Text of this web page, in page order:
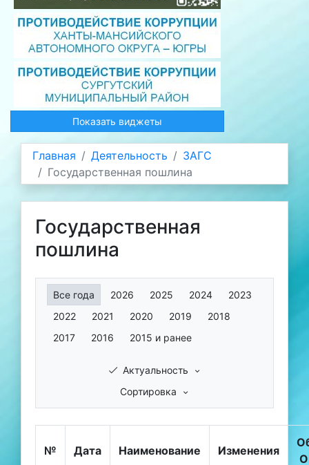
Показать виджеты
Главная Деятельность
ЗАГС
Государственная пошлина
Государственная
пошлина
Все года 2026 2025 2024
2023
2022
2021 2020 2019
2018
2017
2016 2015 и ранее
Актуальность
Сортировка
№ Дата Наименование Изменения